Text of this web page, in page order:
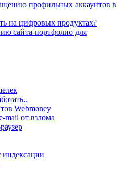
профильных аккаунтов в
на цифровых продуктах?
сайта-портфолио для
Webmoney
mail от взлома
индексации